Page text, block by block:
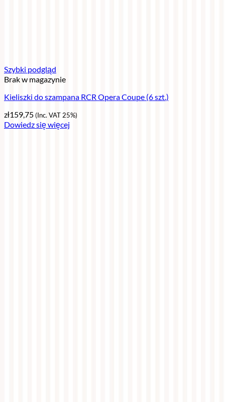
Szybki podgląd
Brak w magazynie
Kieliszki do szampana RCR Opera Coupe (6 szt.)
zł159,75(Inc. VAT 25%)
Dowiedz się więcej